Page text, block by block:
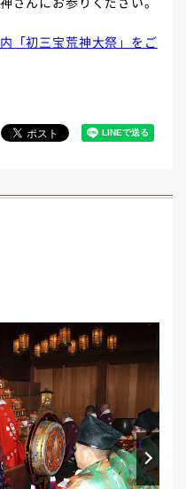
「初三宝荒神大祭」をご
Next